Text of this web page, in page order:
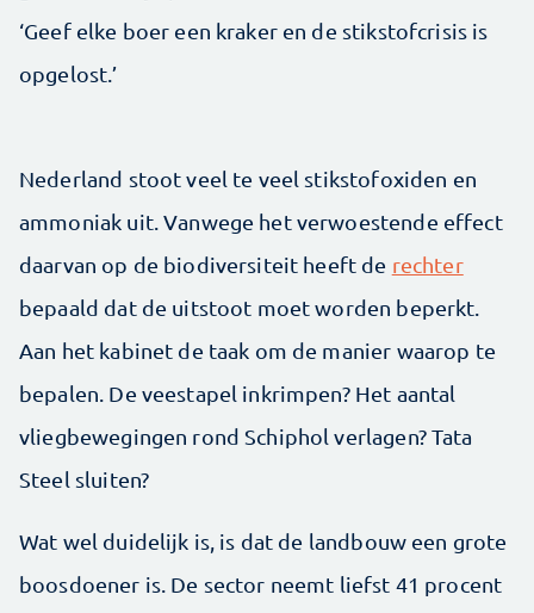
‘Geef elke boer een kraker en de stikstofcrisis is
opgelost.’
Nederland stoot veel te veel stikstofoxiden en
ammoniak uit. Vanwege het verwoestende effect
daarvan op de biodiversiteit heeft de rechter
bepaald dat de uitstoot moet worden beperkt.
Aan het kabinet de taak om de manier waarop te
bepalen. De veestapel inkrimpen? Het aantal
vliegbewegingen rond Schiphol verlagen? Tata
Steel sluiten?
Wat wel duidelijk is, is dat de landbouw een grote
boosdoener is. De sector neemt liefst 41 procent